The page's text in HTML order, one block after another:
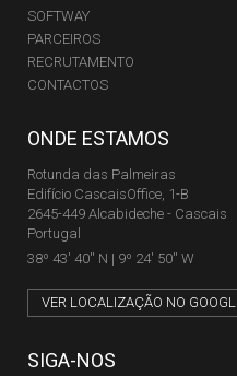
SOFTWAY
PARCEIROS
RECRUTAMENTO
CONTACTOS
ONDE ESTAMOS
Rotunda das Palmeiras
Edifício CascaisOffice, 1-B
2645-449 Alcabideche - Cascais
Portugal
38º 43' 40'' N | 9º 24' 50'' W
VER LOCALIZAÇÃO NO
SIGA-NOS